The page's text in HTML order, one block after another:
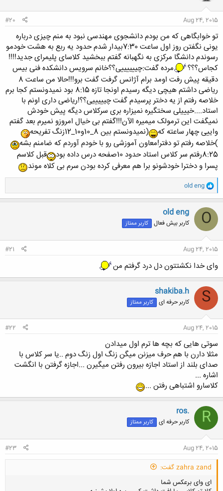
Aug 24, 2015
#20
تو خوابگاهی که من بودم دانشجوی مهندسی نبود به منم چیزی درباره
یونی نگفتن روز اول ساعت 7:30بیدار شدم حدود یه ربع به هشت خودمو
رسوندم دانشگا مرکزی به نگهبانه گفتم ببخشید کلاسای پلیمرای جدید!!!!
کجاس؟؟؟
مرده گفت:چییییییی؟؟خانم سرویس دانشکده فنی بیس
دقیقه پیش رفت اومد برام آژانس گرفت گفت برو!!!حالا من ساعت 8
ریاضی داشتم هیچی دیگه رسیدم اونجا تازه 8:15 بود نمیدونستم کجا برم
خلاصه رفتم از یه دختر پرسیدم گفت چیییییی؟؟!ریاضی داری اونم با
استاد....خیییلی سختگیره نمیزاره بری سرکلاس دیگه پیش خودش
نمیگفت این ترمولک میمیره الآن!!!گفتم بی خیال امروزو نمیرم بعد گفتم
واییی چهار ساعته که
(نمیدونستم بین 8_10و10_12زنگ تفریحه
)خلاصه رفتم تو دفتر!معاون آموزشی رو با خودم آوردم که ضامنم بشه
8:25رفتم سر کلاس استاد حدود 10صفحه درس داده بود
قبل کلاسم
پسرا و دخترا خودشونو برا هم معرفی کرده بودن سرم بی کلاه موند
و
ا
ک
ن
ش
ه
ا
old eng
O
old eng
کاربر بیش فعال کاربر ممتاز
Aug 24, 2015
#21
وای خدا نکشتتون دل درد گرفتم من
S
shakiba.h
کاربر حرفه ای کاربر ممتاز
Aug 24, 2015
#22
سوتی هایی که بچه ها ترم اول میدادن
مثلا دارن با هم حرف میزنن میگن زنگ اول زنگ دوم ..یا سر کلاس با
صدای بلند از استاد اجازه بیرون رفتن میگیرن ...اجازه گرفتن با انگشت
اشاره ...
کلاسارو اشتباهی رفتن ...
R
ros.
کاربر حرفه ای کاربر ممتاز
Aug 24, 2015
#23
zahra zand گفت:
ای وای برعکس شما